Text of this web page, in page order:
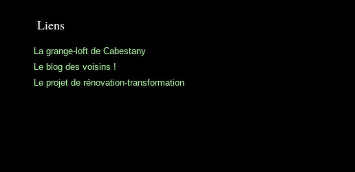
Liens
La grange-loft de Cabestany
Le blog des voisins !
Le projet de rénovation-transformation